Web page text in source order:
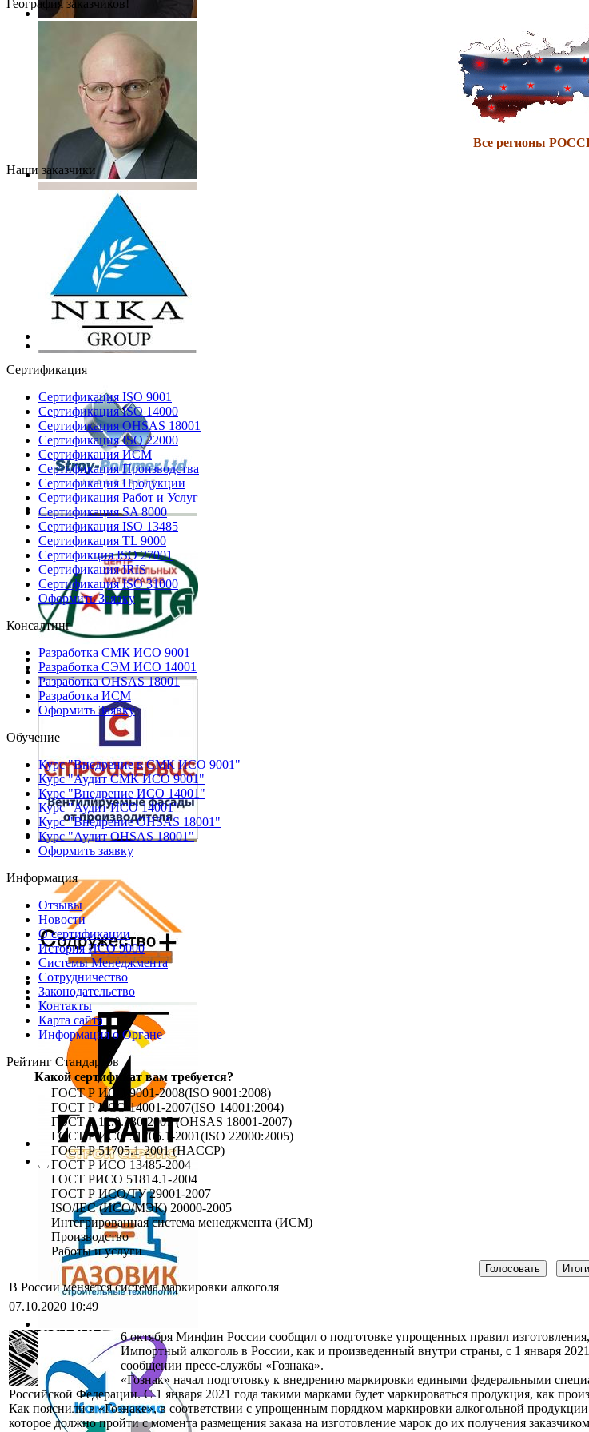
География заказчиков!
Все регионы
Наши заказчики
Сертификация
Сертификация ISO 9001
Сертификация ISO 14000
Сертификация OHSAS 18001
Сертификация ISO 22000
Сертификация ИСМ
Сертификация Производства
Сертификация Продукции
Сертификация Работ и Услуг
Сертификация SA 8000
Сертификация ISO 13485
Сертификация TL 9000
Сертификция ISO 27001
Сертификация IRIS
Сертификация ISO 31000
Оформить Заявку
Консалтинг
Разработка СМК ИСО 9001
Разработка СЭМ ИСО 14001
Разработка OHSAS 18001
Разработка ИСМ
Оформить Заявку
Обучение
Курс "Внедрение в СМК ИСО 9001"
Курс "Аудит СМК ИСО 9001"
Курс "Внедрение ИСО 14001"
Курс "Аудит ИСО 14001"
Курс "Внедрение OHSAS 18001"
Курс "Аудит OHSAS 18001"
Оформить заявку
Информация
Отзывы
Новости
О сертификации
История ИСО 9000
Системы Менеджмента
Сотрудничество
Законодательство
Контакты
Карта сайта
Информация о Органе
Рейтинг Стандартов
Какой сертификат вам требуется?
ГОСТ Р ИСО 9001-2008(ISO 9001:2008)
ГОСТ Р ИСО 14001-2007(ISO 14001:2004)
ГОСТ Р 12.0.230-2007 (OHSAS 18001-2007)
ГОСТ Р ИСО 51705.1-2001(ISO 22000:2005)
ГОСТ Р 51705.1-2001 (HACCP)
ГОСТ Р ИСО 13485-2004
ГОСТ РИСО 51814.1-2004
ГОСТ Р ИСО/ТУ 29001-2007
ISO/IEC (ИСО/МЭК) 20000-2005
Интегрированная система менеджмента (ИСМ)
Производство
Работы и услуги
В России меняется система маркировки алкоголя
07.10.2020 10:49
6 октября Минфин России сообщил о подготовке упрощенных правил
Импортный алкоголь в России, как и произведенный внутри страны, с 1 января
сообщении пресс-службы «Гознака».
«Гознак» начал подготовку к внедрению маркировки едиными федеральными
Российской Федерации. С 1 января 2021 года такими марками будет маркироваться продукция, как
Как пояснили в «Гознаке», в соответствии с упрощенным порядком маркировки алкогольной
которое должно пройти с момента размещения заказа на изготовление марок до их получения